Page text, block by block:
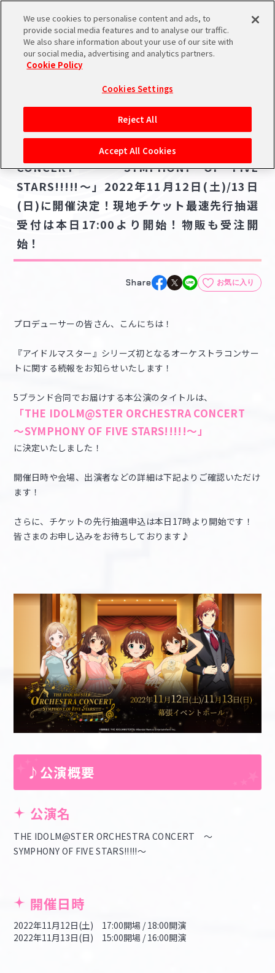
スケジュール 検索
バンダイナムコIDで
アイドルマスター ポータルへの登録について
シリアルコード・
あいことば
活動履歴
閲覧履歴・購入履歴 Pレポ
チェックイン お気に入り
マイスケジュール メモ
ニュース
ライブ・イベント
2022.09.14
「THE IDOLM@STER ORCHESTRA
CONCERT ～SYMPHONY OF FIVE
STARS!!!!!～」2022年11月12日(土)/13日
(日)に開催決定！現地チケット最速先行抽選
受付は本日17:00より開始！物販も受注開
始！
Share お気に入り
プロデューサーの皆さん、こんにちは！
『アイドルマスター』シリーズ初となるオーケストラコンサー
トに関する続報をお知らせいたします！
5ブランド合同でお届けする本公演のタイトルは、
「THE IDOLM@STER ORCHESTRA CONCERT
～SYMPHONY OF FIVE STARS!!!!!～」
に決定いたしました！
開催日時や会場、出演者などの詳細は下記よりご確認いただけ
ます！
さらに、チケットの先行抽選申込は本日17時より開始です！
皆さまのお申し込みをお待ちしております♪
♪公演概要
公演名
THE IDOLM@STER ORCHESTRA CONCERT ～
SYMPHONY OF FIVE STARS!!!!!～
開催日時
2022年11月12日(土) 17:00開場 / 18:00開演
2022年11月13日(日) 15:00開場 / 16:00開演
We use cookies to personalise content and ads, to
provide social media features and to analyse our traffic.
We also share information about your use of our site with
our social media, advertising and analytics partners.
Cookie Policy
Cookies Settings
Reject All
Accept All Cookies